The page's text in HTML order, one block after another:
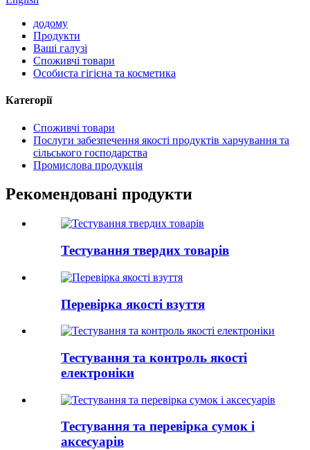
додому
Продукти
Ваші галузі
Споживчі товари
Особиста гігієна та косметика
Категорії
Споживчі товари
Послуги забезпечення якості продуктів харчування та
сільського господарства
Промислова продукція
Рекомендовані продукти
Тестування твердих товарів
Перевірка якості взуття
Тестування та контроль якості
електроніки
Тестування та перевірка сумок і
аксесуарів